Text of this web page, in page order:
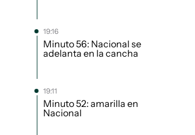
19:16
Minuto 56: Nacional se
adelanta en la cancha
19:11
Minuto 52: amarilla en
Nacional